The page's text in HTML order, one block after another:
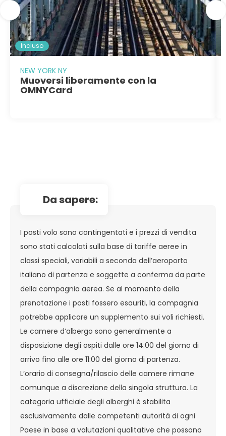
Incluso
NEW YORK NY
Muoversi liberamente con la
OMNYCard
da sapere:
I posti volo sono contingentati e i prezzi di vendita
sono stati calcolati sulla base di tariffe aeree in
classi speciali, variabili a seconda dell’aeroporto
italiano di partenza e soggette a conferma da parte
della compagnia aerea. Se al momento della
prenotazione i posti fossero esauriti, la compagnia
potrebbe applicare un supplemento sui voli richiesti.
Le camere d’albergo sono generalmente a
disposizione degli ospiti dalle ore 14:00 del giorno di
arrivo fino alle ore 11:00 del giorno di partenza.
L’orario di consegna/rilascio delle camere rimane
comunque a discrezione della singola struttura. La
categoria ufficiale degli alberghi è stabilita
esclusivamente dalle competenti autorità di ogni
Paese in base a valutazioni qualitative che possono